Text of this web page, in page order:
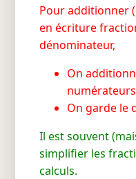
Pour additionner
en écriture
dénominateur,
On
On garde le
Il est souvent
simplifier les
calculs.